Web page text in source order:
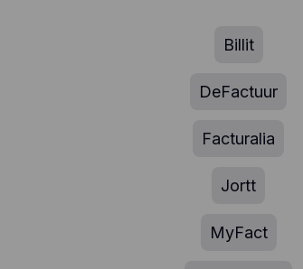
Billit
DeFactuur
Facturalia
Jortt
MyFact